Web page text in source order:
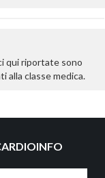
qui riportate sono
alla classe medica.